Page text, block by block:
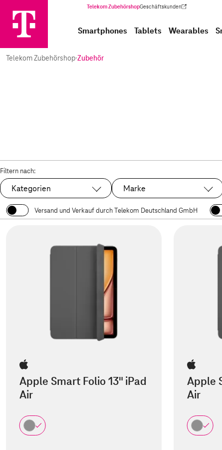
Telekom ZubehörshopGeschäftskunden
(Wird in einem neuen Tab geöffnet)
Smartphones Tablets Wearables
Telekom Zubehörshop·Zubehör
Filtern nach:
Kategorien Marke
Versand und Verkauf durch Telekom Deutschland GmbH
Apple Smart Folio 13" iPad
Air
Apple
Air